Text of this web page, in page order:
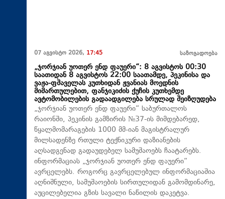
07 აგვისტო 2026, 17:45 საზოგადოება
„ჯორჯიან უოთერ ენდ ფაუერი“: 8 აგვისტოს 00:30
საათიდან 8 აგვისტოს 22:00 საათამდე, პეკინისა და
ვაჟა-ფშაველას კუთხიდან ჟვანიას მოედნის
მიმართულებით, ფანჯიკიძის ქუჩის კუთხემდე
ავტომობილების გადაადგილება სრულად შეიზღუდება
„ჯორჯიან უოთერ ენდ ფაუერი“ საბურთალოს
რაიონში, პეკინის გამზირის №37-ის მიმდებარედ,
წყალმომარაგების 1000 მმ-იან მაგისტრალურ
მილსადენზე რთული ტექნიკური დაზიანების
აღსადგენად გადაუდებელ სამუშაოებს ჩაატარებს.
ინფორმაციას „ჯორჯიან უოთერ ენდ ფაუერი“
ავრცელებს. როგორც გავრცელებულ ინფორმაციაშია
აღნიშნული, სამუშაოების სირთულიდან გამომდინარე,
აუცილებელია გზის სავალი ნაწილის დაკეტვა.